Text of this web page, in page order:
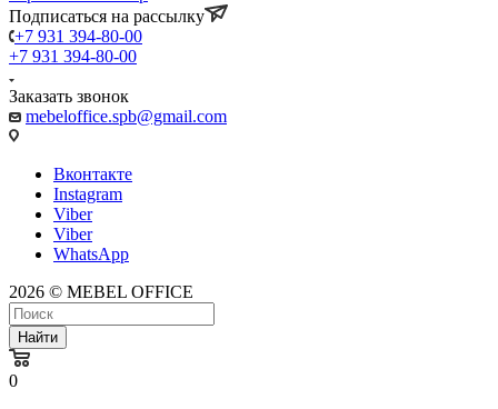
Подписаться на рассылку
+7 931 394-80-00
+7 931 394-80-00
Заказать звонок
mebeloffice.spb@gmail.com
Вконтакте
Instagram
Viber
Viber
WhatsApp
2026 © MEBEL OFFICE
Найти
0